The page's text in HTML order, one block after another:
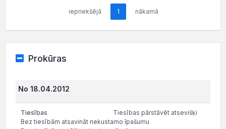
iepriekšējā 1 nākamā
Prokūras
No 18.04.2012
Tiesības pārstāvēt atsevišķi
Bez tiesībām atsavināt nekustamo īpašumu